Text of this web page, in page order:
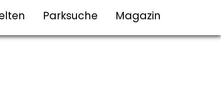
Parksuche Magazin